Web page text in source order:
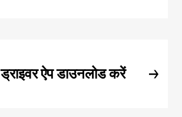
ड्राइवर ऐप डाउनलोड करें